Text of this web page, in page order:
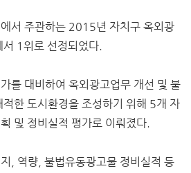
서 주관하는 2015년 자치구 옥외광
1위로 선정되었다.
를 대비하여 옥외광고업무 개선 및 불
한 도시환경을 조성하기 위해 5개 자
및 정비실적 평가로 이뤄졌다.
, 역량, 불법유동광고물 정비실적 등